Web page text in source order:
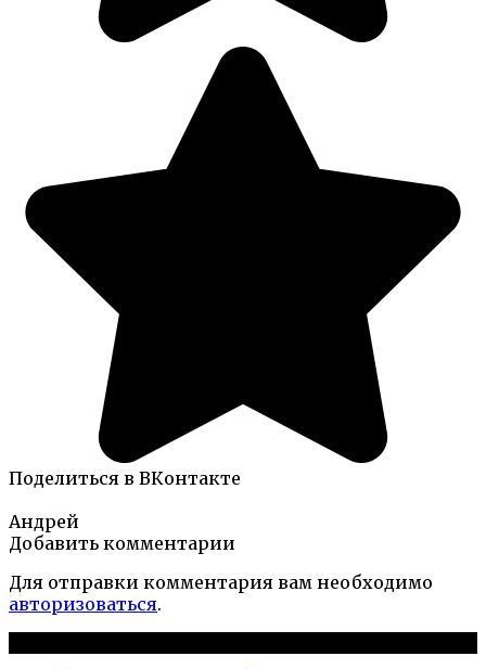
Поделиться в ВКонтакте
Андрей
Добавить комментарии
Для отправки комментария вам необходимо
авторизоваться.